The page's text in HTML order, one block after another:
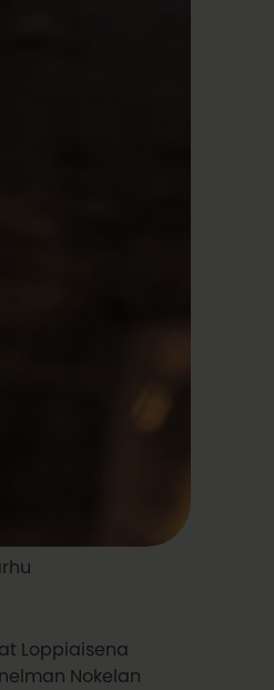
Loppiaisena
Nokelan